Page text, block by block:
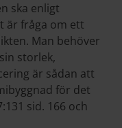
ska enligt
är fråga om ett
Man behöver
storlek,
är sådan att
för det
sid. 166 och